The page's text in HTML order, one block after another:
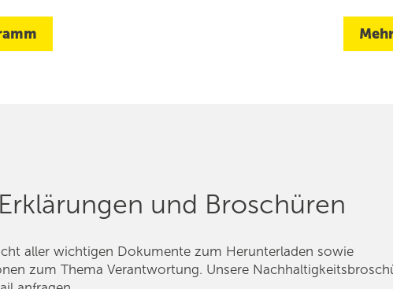
und Broschüren
aller wichtigen Dokumente zum Herunterladen sowie
zum Thema Verantwortung. Unsere